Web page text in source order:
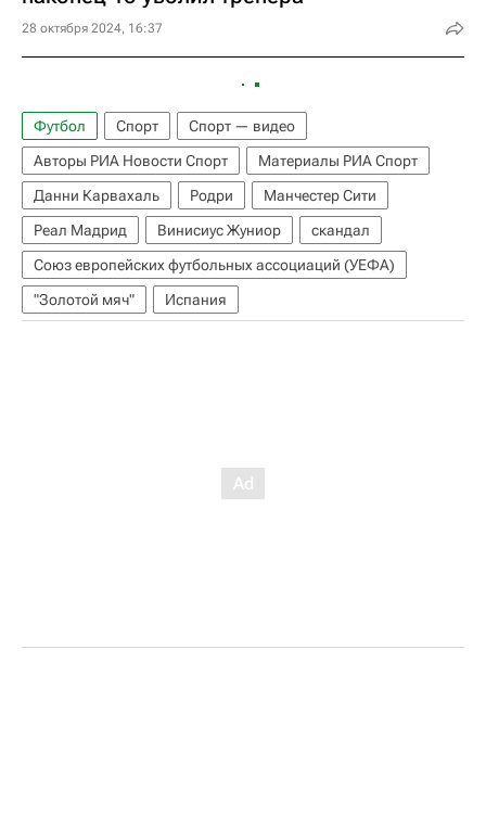
28 октября 2024, 16:37
Футбол Спорт
Спорт — видео
Авторы РИА Новости Спорт
Материалы РИА Спорт
Данни Карвахаль
Родри
Манчестер Сити
Реал Мадрид
Винисиус Жуниор
скандал
Союз европейских футбольных ассоциаций (УЕФА)
"Золотой мяч"
Испания